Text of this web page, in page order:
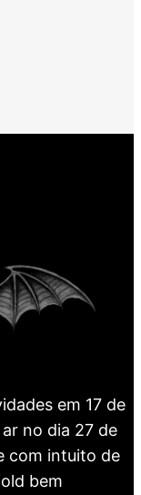
em 17 de
no dia 27 de
com intuito de
bem